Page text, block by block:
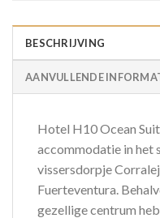
BESCHRIJVING
AANVULLENDE
Hotel H10 Ocean
accommodatie in het
vissersdorpje
Fuerteventura.
gezellige centrum